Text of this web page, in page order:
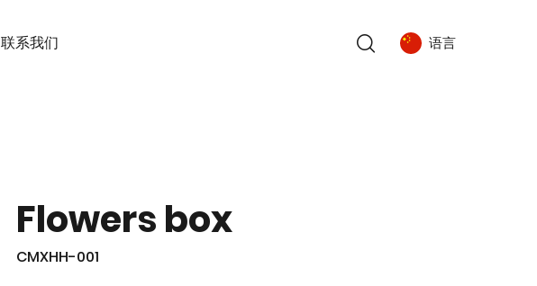
联系我们 语言
Flowers box
CMXHH-001